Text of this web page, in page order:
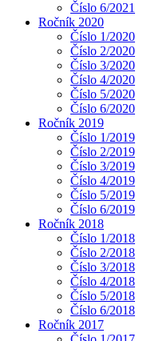
Číslo 6/2021
Ročník 2020
Číslo 1/2020
Číslo 2/2020
Číslo 3/2020
Číslo 4/2020
Číslo 5/2020
Číslo 6/2020
Ročník 2019
Číslo 1/2019
Číslo 2/2019
Číslo 3/2019
Číslo 4/2019
Číslo 5/2019
Číslo 6/2019
Ročník 2018
Číslo 1/2018
Číslo 2/2018
Číslo 3/2018
Číslo 4/2018
Číslo 5/2018
Číslo 6/2018
Ročník 2017